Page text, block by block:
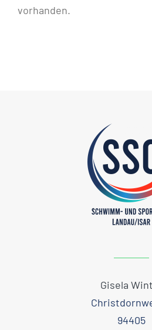
Hinweis
vorhanden.
Gisela
94405